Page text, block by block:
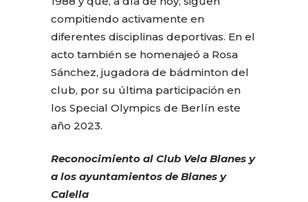
compitiendo activamente en
diferentes disciplinas deportivas. En el
acto también se homenajeó a Rosa
Sánchez, jugadora de bádminton del
club, por su última participación en
los Special Olympics de Berlín este
año 2023.
Reconocimiento al Club Vela Blanes y
a los ayuntamientos de Blanes y
Calella